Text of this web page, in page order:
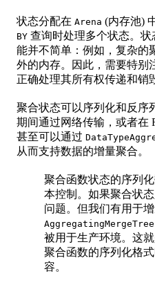
状态分配在 Arena (内存池)
BY 查询时处理多个状态。
能并不简单：例如，复杂的
外的内存。因此，需要特别
正确处理其所有权传递和销
聚合状态可以序列化和反序
期间通过网络传输，或者在
甚至可以通过
从而支持数据的增量聚合。
聚合函数状态的序列
本控制。如果聚合状
问题。但我们有用于
AggregatingMergeTree
被用于生产环境。这
聚合函数的序列化格
容。